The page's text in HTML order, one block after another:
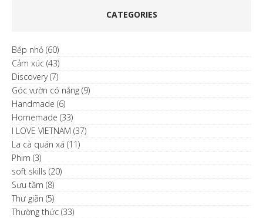
CATEGORIES
Bếp nhỏ (60)
Cảm xúc (43)
Discovery(7)
Góc vườn có nắng (9)
Handmade (6)
Homemade (33)
I LOVE VIETNAM (37)
La cà quán xá (11)
Phim (3)
soft skills (20)
Sưu tầm (8)
Thư giãn (5)
Thường thức (33)